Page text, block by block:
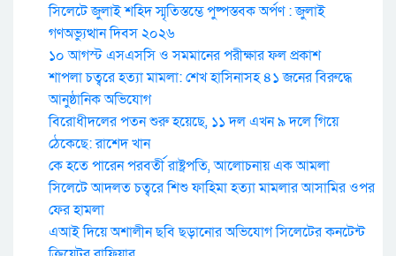
সিলেটে জুলাই শহিদ স্মৃতিস্তম্ভে পুষ্পস্তবক অর্পণ : জুলাই
গণঅভ্যুত্থান দিবস ২০২৬
১০ আগস্ট এসএসসি ও সমমানের পরীক্ষার ফল প্রকাশ
শাপলা চত্বরে হত্যা মামলা: শেখ হাসিনাসহ ৪১ জনের বিরুদ্ধে
আনুষ্ঠানিক অভিযোগ
বিরোধীদলের পতন শুরু হয়েছে, ১১ দল এখন ৯ দলে গিয়ে
ঠেকেছে: রাশেদ খান
কে হতে পারেন পরবর্তী রাষ্ট্রপতি, আলোচনায় এক আমলা
সিলেটে আদলত চত্বরে শিশু ফাহিমা হত্যা মামলার আসামির ওপর
ফের হামলা
এআই দিয়ে অশালীন ছবি ছড়ানোর অভিযোগ সিলেটের কনটেন্ট